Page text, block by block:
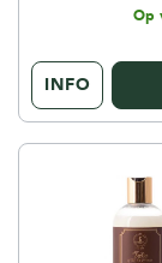
Op
INFO